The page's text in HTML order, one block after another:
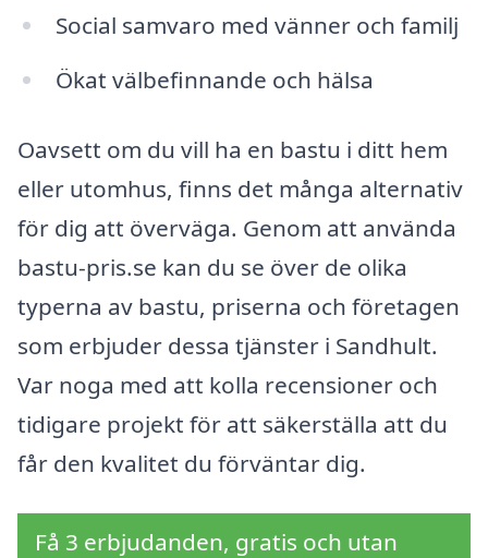
Social samvaro med vänner och familj
Ökat välbefinnande och hälsa
Oavsett om du vill ha en bastu i ditt hem
eller utomhus, finns det många alternativ
för dig att överväga. Genom att använda
bastu-pris.se kan du se över de olika
typerna av bastu, priserna och företagen
som erbjuder dessa tjänster i Sandhult.
Var noga med att kolla recensioner och
tidigare projekt för att säkerställa att du
får den kvalitet du förväntar dig.
Få 3 erbjudanden, gratis och utan